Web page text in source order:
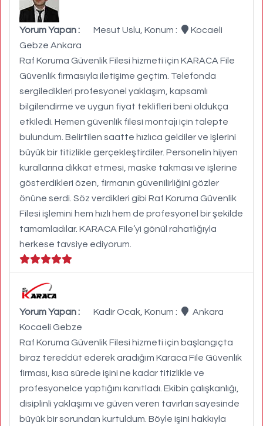
Yorum Yapan : Mesut Uslu, Konum :
Kocaeli
Gebze Ankara
Raf Koruma Güvenlik Filesi hizmeti için KARACA File
Güvenlik firmasıyla iletişime geçtim. Telefonda
sergiledikleri profesyonel yaklaşım, kapsamlı
bilgilendirme ve uygun fiyat teklifleri beni oldukça
etkiledi. Hemen güvenlik filesi montajı için talepte
bulundum. Belirtilen saatte hızlıca geldiler ve işlerini
büyük bir titizlikle gerçekleştirdiler. Personelin hijyen
kurallarına dikkat etmesi, maske takması ve işlerine
gösterdikleri özen, firmanın güvenilirliğini gözler
önüne serdi. Söz verdikleri gibi Raf Koruma Güvenlik
Filesi işlemini hem hızlı hem de profesyonel bir şekilde
tamamladılar. KARACA File’yi gönül rahatlığıyla
herkese tavsiye ediyorum.
Yorum Yapan : Kadir Ocak, Konum :
Ankara
Kocaeli Gebze
Raf Koruma Güvenlik Filesi hizmeti için başlangıçta
biraz tereddüt ederek aradığım Karaca File Güvenlik
firması, kısa sürede işini ne kadar titizlikle ve
profesyonelce yaptığını kanıtladı. Ekibin çalışkanlığı,
disiplinli yaklaşımı ve güven veren tavırları sayesinde
büyük bir sorundan kurtuldum. Böyle işini hakkıyla